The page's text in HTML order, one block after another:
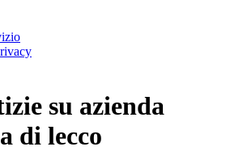
su azienda
di lecco